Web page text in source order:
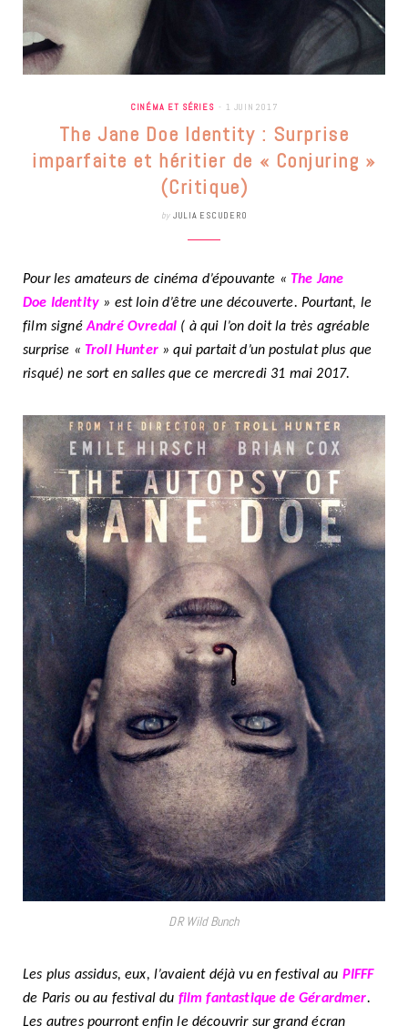
CINÉMA ET SÉRIES 1 JUIN 2017
The Jane Doe Identity : Surprise
imparfaite et héritier de « Conjuring »
(Critique)
by JULIA ESCUDERO
Pour les amateurs de cinéma d’épouvante « The Jane
Doe Identity » est loin d’être une découverte. Pourtant, le
film signéAndré Ovredal ( à qui l’on doit la très agréable
surprise « Troll Hunter» qui partait d’un postulat plus que
risqué) ne sort en salles que ce mercredi 31 mai 2017.
DR Wild Bunch
Les plus assidus, eux, l’avaient déjà vu en festival au PIFFF
de Paris ou au festival du film fantastique de Gérardmer.
Les autres pourront enfin le découvrir sur grand écran